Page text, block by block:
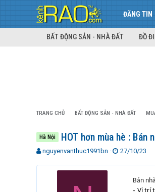
ĐĂNG TIN
BẤT ĐỘNG SẢN - NHÀ ĐẤT ĐỒ
TRANG CHỦ BẤT ĐỘNG SẢN - NHÀ ĐẤT
Hà Nội HOT hơn mùa hè :
T
nguyenvanthuc1991bn
N
27/10/23
Bán nhà
-